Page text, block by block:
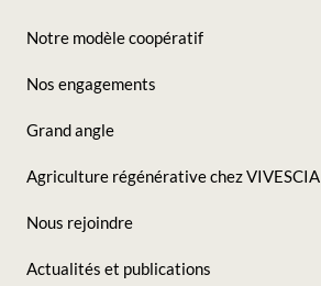
Seconde
colonne
Notre modèle coopératif
Nos engagements
Grand angle
Agriculture régénérative chez VIVESCIA
Nous rejoindre
Actualités et publications